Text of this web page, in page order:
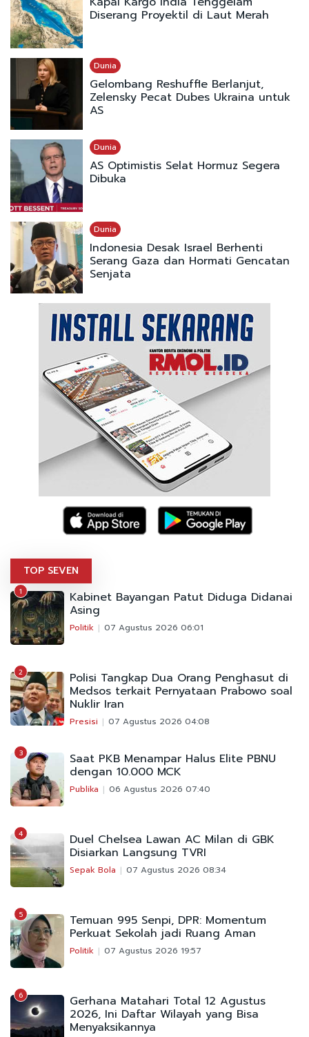
Diserang Proyektil di Laut Merah
Dunia
Gelombang Reshuffle Berlanjut,
Zelensky Pecat Dubes Ukraina untuk
AS
Dunia
AS Optimistis Selat Hormuz Segera
Dibuka
Dunia
Indonesia Desak Israel Berhenti
Serang Gaza dan Hormati Gencatan
Senjata
TOP SEVEN
1 Kabinet Bayangan Patut Diduga Didanai
Asing
Politik 07 Agustus 2026 06:01
2 Polisi Tangkap Dua Orang Penghasut di
Medsos terkait Pernyataan Prabowo soal
Nuklir Iran
Presisi 07 Agustus 2026 04:08
3 Saat PKB Menampar Halus Elite PBNU
dengan 10.000 MCK
Publika 06 Agustus 2026 07:40
4 Duel Chelsea Lawan AC Milan di GBK
Disiarkan Langsung TVRI
Sepak Bola 07 Agustus 2026 08:34
5 Temuan 995 Senpi, DPR: Momentum
Perkuat Sekolah jadi Ruang Aman
Politik 07 Agustus 2026 19:57
6 Gerhana Matahari Total 12 Agustus
2026, Ini Daftar Wilayah yang Bisa
Menyaksikannya